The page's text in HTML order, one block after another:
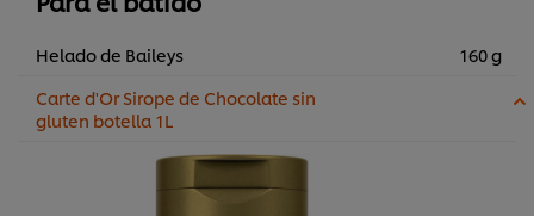
Helado de Baileys
160 g
Carte d'Or Sirope de Chocolate sin
gluten botella 1L